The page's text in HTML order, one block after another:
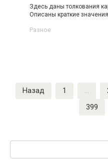
Здесь даны толкования
Описаны краткие
Разное
Назад 1 …
399